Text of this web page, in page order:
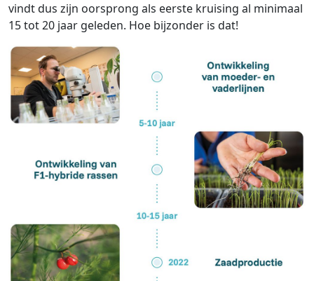
vindt dus zijn oorsprong als eerste kruising al minimaal
15 tot 20 jaar geleden. Hoe bijzonder is dat!